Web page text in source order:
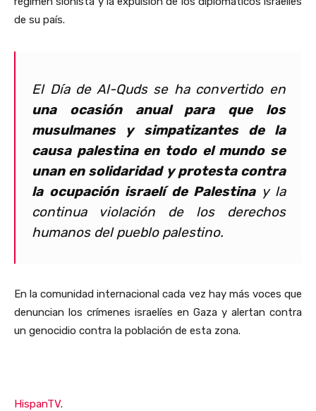
de su país.
El Día de Al-Quds se ha convertido en
una ocasión anual para que los
musulmanes y simpatizantes de la
causa palestina en todo el mundo se
unan en solidaridad y protesta contra
la ocupación israelí de Palestinay la
continua violación de los derechos
humanos del pueblo palestino.
En la comunidad internacional cada vez hay más voces que
denuncian los crímenes israelíes en Gaza y alertan contra
un genocidio contra la población de esta zona.
HispanTV.